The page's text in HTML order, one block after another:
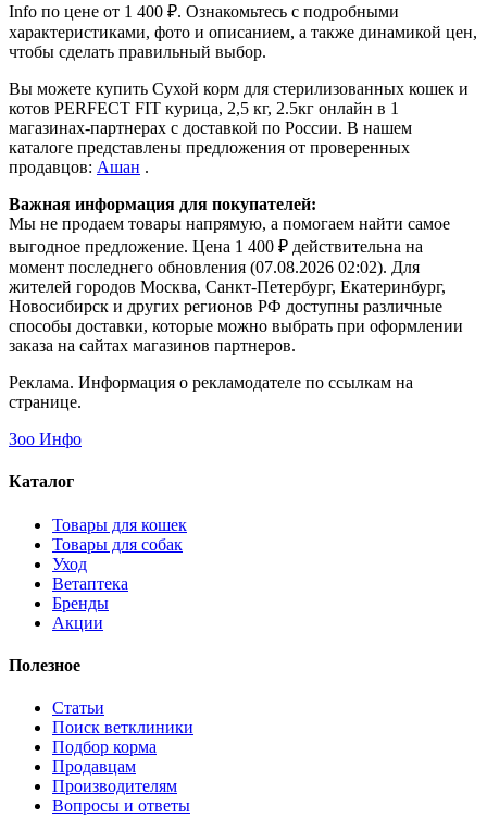
Info по цене от 1 400 ₽. Ознакомьтесь с подробными
характеристиками, фото и описанием, а также динамикой цен,
чтобы сделать правильный выбор.
Вы можете купить Сухой корм для стерилизованных кошек и
котов PERFECT FIT курица, 2,5 кг, 2.5кг онлайн в 1
магазинах-партнерах с доставкой по России. В нашем
каталоге представлены предложения от проверенных
продавцов: Ашан .
Важная информация для покупателей:
Мы не продаем товары напрямую, а помогаем найти самое
выгодное предложение. Цена 1 400 ₽ действительна на
момент последнего обновления (07.08.2026 02:02). Для
жителей городов Москва, Санкт-Петербург, Екатеринбург,
Новосибирск и других регионов РФ доступны различные
способы доставки, которые можно выбрать при оформлении
заказа на сайтах магазинов партнеров.
Реклама. Информация о рекламодателе по ссылкам на
странице.
Зоо Инфо
Каталог
Товары для кошек
Товары для собак
Уход
Ветаптека
Бренды
Акции
Полезное
Статьи
Поиск ветклиники
Подбор корма
Продавцам
Производителям
Вопросы и ответы